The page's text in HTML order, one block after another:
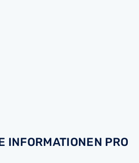
INFORMATIONEN PRO